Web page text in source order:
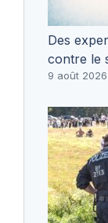
Des
contre le
9 août 2026